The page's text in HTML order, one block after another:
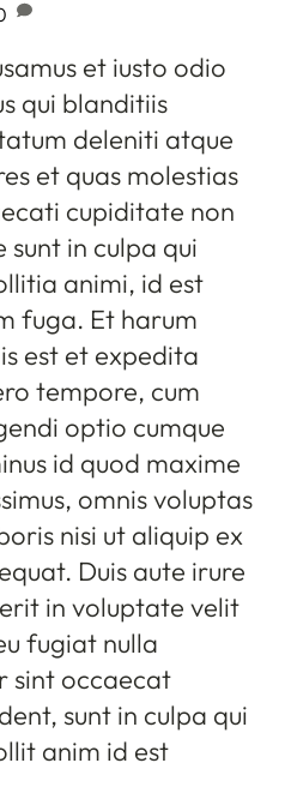
et iusto odio
qui blanditiis
deleniti atque
et quas molestias
cupiditate non
in culpa qui
animi, id est
fuga. Et harum
est et expedita
tempore, cum
optio cumque
id quod maxime
omnis voluptas
nisi ut aliquip ex
Duis aute irure
in voluptate velit
fugiat nulla
sint occaecat
sunt in culpa qui
anim id est